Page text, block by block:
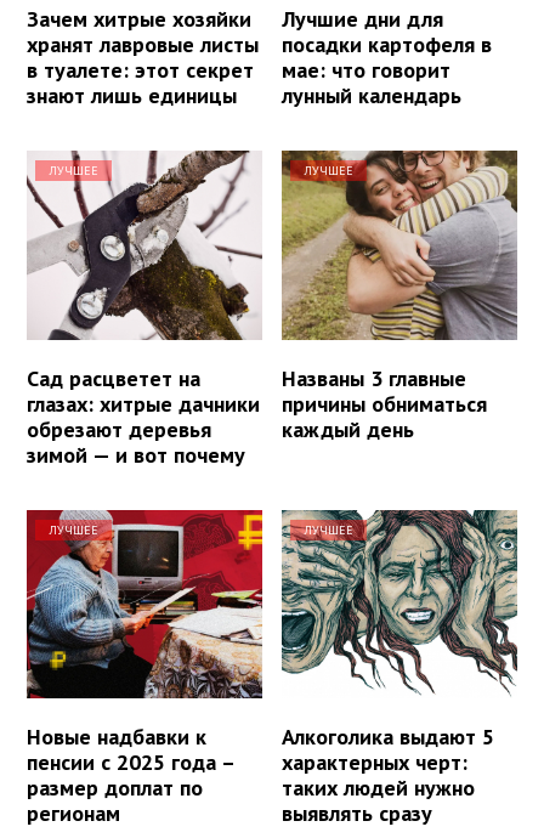
Зачем хитрые хозяйки
хранят лавровые листы
в туалете: этот секрет
знают лишь единицы
Лучшие дни для
посадки картофеля в
мае: что говорит
лунный календарь
ЛУЧШЕЕ
Сад расцветет на
глазах: хитрые дачники
обрезают деревья
зимой — и вот почему
ЛУЧШЕЕ
Названы 3 главные
причины обниматься
каждый день
ЛУЧШЕЕ
Новые надбавки к
пенсии с 2025 года –
размер доплат по
регионам
ЛУЧШЕЕ
Алкоголика выдают 5
характерных черт:
таких людей нужно
выявлять сразу